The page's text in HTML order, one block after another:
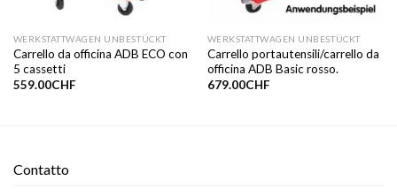
WERKSTATTWAGEN UNBESTÜCKT
Carrello da officina ADB ECO con
5 cassetti
559.00CHF
WERKSTATTWAGEN UNBESTÜCKT
Carrello portautensili/carrello da
officina ADB Basic rosso.
679.00CHF
Contatto​